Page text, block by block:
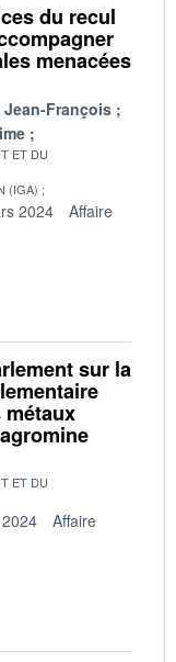
du recul
menacées
Jean-François
ET DU
(IGA)
2024
Affaire
sur la
métaux
ET DU
Affaire